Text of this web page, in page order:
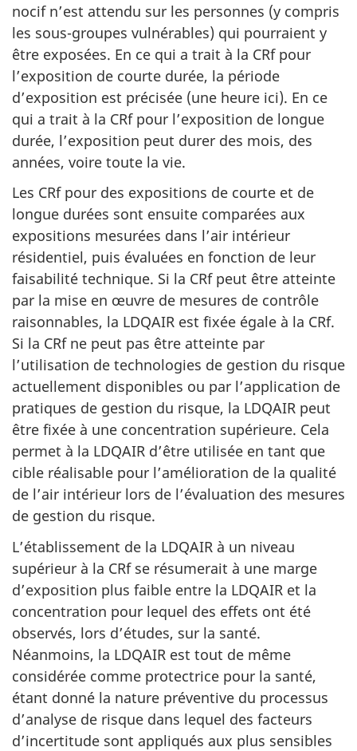
nocif n’est attendu sur les personnes (y compris
les sous-groupes vulnérables) qui pourraient y
être exposées. En ce qui a trait à la CRf pour
l’exposition de courte durée, la période
d’exposition est précisée (une heure ici). En ce
qui a trait à la CRf pour l’exposition de longue
durée, l’exposition peut durer des mois, des
années, voire toute la vie.
Les CRf pour des expositions de courte et de
longue durées sont ensuite comparées aux
expositions mesurées dans l’air intérieur
résidentiel, puis évaluées en fonction de leur
faisabilité technique. Si la CRf peut être atteinte
par la mise en œuvre de mesures de contrôle
raisonnables, la LDQAIR est fixée égale à la CRf.
Si la CRf ne peut pas être atteinte par
l’utilisation de technologies de gestion du risque
actuellement disponibles ou par l’application de
pratiques de gestion du risque, la LDQAIR peut
être fixée à une concentration supérieure. Cela
permet à la LDQAIR d’être utilisée en tant que
cible réalisable pour l’amélioration de la qualité
de l’air intérieur lors de l’évaluation des mesures
de gestion du risque.
L’établissement de la LDQAIR à un niveau
supérieur à la CRf se résumerait à une marge
d’exposition plus faible entre la LDQAIR et la
concentration pour lequel des effets ont été
observés, lors d’études, sur la santé.
Néanmoins, la LDQAIR est tout de même
considérée comme protectrice pour la santé,
étant donné la nature préventive du processus
d’analyse de risque dans lequel des facteurs
d’incertitude sont appliqués aux plus sensibles